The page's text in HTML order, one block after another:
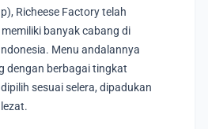
Richeese Factory telah
banyak cabang di
Menu andalannya
dengan berbagai tingkat
sesuai selera, dipadukan